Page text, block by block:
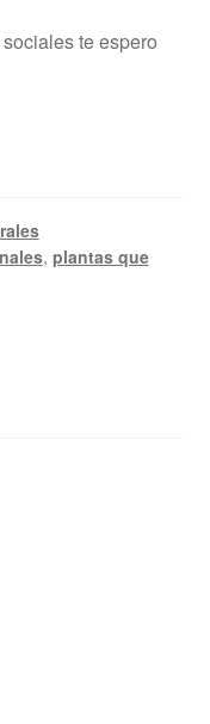
te espero
, plantas que